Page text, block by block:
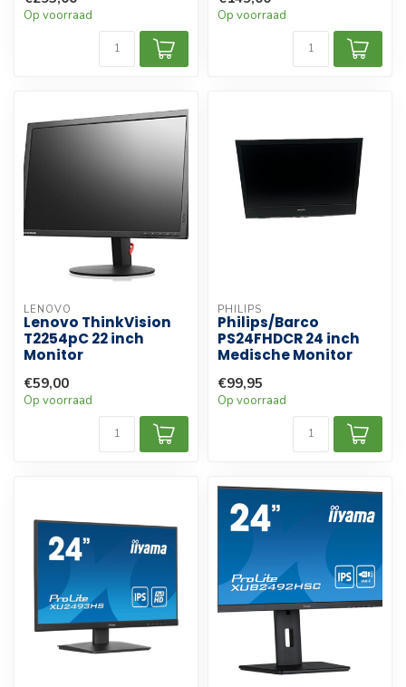
Op voorraad Op voorraad
LENOVO
Lenovo ThinkVision
T2254pC 22 inch
Monitor
€59,00
Op voorraad
PHILIPS
Philips/Barco
PS24FHDCR 24 inch
Medische Monitor
€99,95
Op voorraad